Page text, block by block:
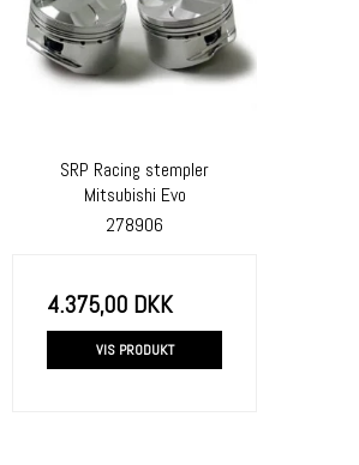
SRP Racing stempler
Mitsubishi Evo
278906
4.375,00 DKK
VIS PRODUKT